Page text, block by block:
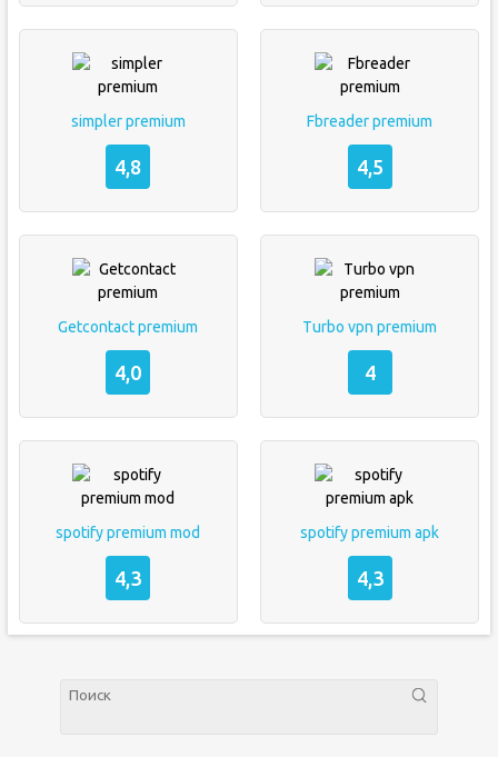
simpler premium
4,8
Fbreader premium
4,5
Getcontact premium
4,0
Turbo vpn premium
4
spotify premium mod
4,3
spotify premium apk
4,3